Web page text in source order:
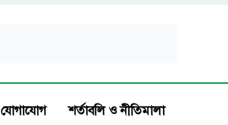
যোগাযোগ
শর্তাবলি ও নীতিমালা